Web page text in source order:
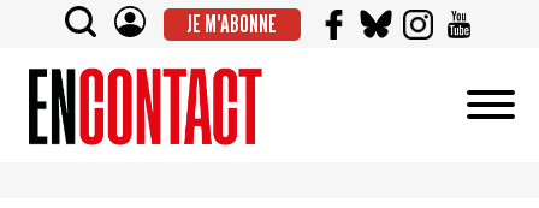
JE M'ABONNE